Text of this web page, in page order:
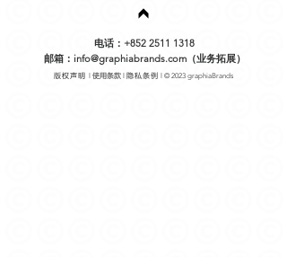
电话：+852 2511 1318
邮箱：info@graphiabrands.com（业务拓展）
版权声明 使用条款l 隐私条例 l © 2023 graphiaBrands